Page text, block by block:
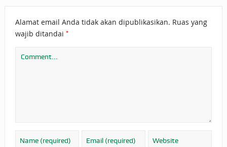
Alamat email Anda tidak akan dipublikasikan. Ruas yang
wajib ditandai *